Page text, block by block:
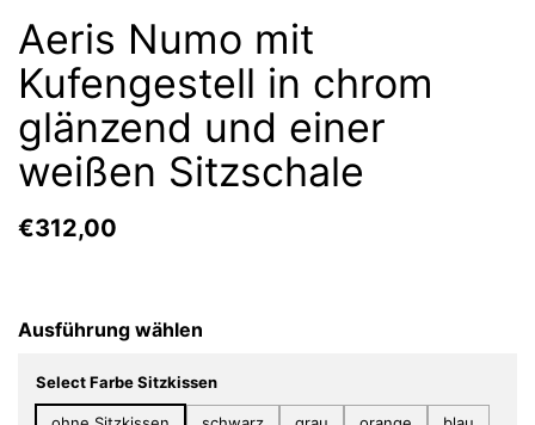
Aeris Numo mit
Kufengestell in chrom
glänzend und einer
weißen Sitzschale
€312,00
Ausführung wählen
Select Farbe Sitzkissen